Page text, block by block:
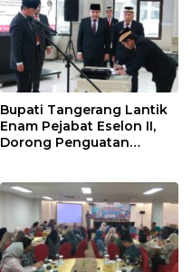
Bupati Tangerang Lantik
Enam Pejabat Eselon II,
Dorong Penguatan